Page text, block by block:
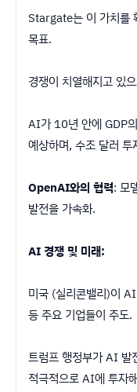
Stargate는 이 가치를
목표.
경쟁이 치열해지고 있
AI가 10년 안에 GDP
예상하며, 수조 달러 투
OpenAI와의 협력: 모
발전을 가속화.
AI 경쟁 및 미래:
미국 (실리콘밸리)이
등 주요 기업들이 주도.
트럼프 행정부가 AI 발
적극적으로 AI에 투자